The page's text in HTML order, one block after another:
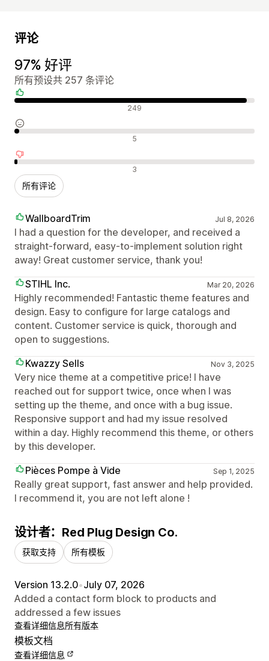
评论
97% 好评
所有预设共 257 条评论
好评 249
中评 5
差评 3
所有评论
WallboardTrim Jul 8, 2026
I had a question for the developer, and received a
straight-forward, easy-to-implement solution right
away! Great customer service, thank you!
STIHL Inc.
Mar 20, 2026
Highly recommended! Fantastic theme features and
design. Easy to configure for large catalogs and
content. Customer service is quick, thorough and
open to suggestions.
Kwazzy Sells
Nov 3, 2025
Very nice theme at a competitive price! I have
reached out for support twice, once when I was
setting up the theme, and once with a bug issue.
Responsive support and had my issue resolved
within a day. Highly recommend this theme, or others
by this developer.
Pièces Pompe à Vide
Sep 1, 2025
Really great support, fast answer and help provided.
I recommend it, you are not left alone !
设计者：Red Plug Design Co.
获取支持 所有模板
Version 13.2.0•July 07, 2026
Added a contact form block to products and
addressed a few issues
查看详细信息所有版本
模板文档
查看详细信息